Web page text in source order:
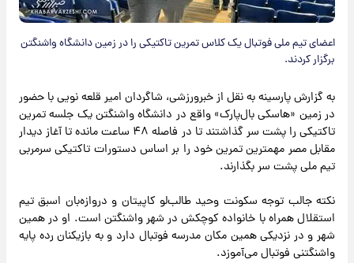
اعضای تیم ملی فوتبال یک کلاس تمرین تاکتیکی را در زمین دانشگاه واشنگتن
برگزار کردند.
به گزارش پارسینه به نقل از خبرورزشی، شاگردان امیر قلعه نویی با حضور
در زمین «هاسکی بال‌پارک» واقع در دانشگاه واشنگتن یک جلسه تمرین
تاکتیکی را پشت سر گذاشتند تا در فاصله ۴۸ ساعت مانده تا آغاز دیدار
مقابل مصر مهمترین تمرین خود را بر اساس دستورات تاکتیکی سرمربی
تیم ملی پشت سر بگذارند.
نکته جالب توجه سکونت وحید طالب‌لو کاپیتان و دروازه‌بان اسبق تیم
استقلال همراه با خانواده کوچکش در شهر واشنگتن است. او در همین
شهر و در نزدیکی همین مکان مدرسه فوتبال دارد و به بازیکنان رده پایه
واشنگتنی فوتبال می‌آموزد.